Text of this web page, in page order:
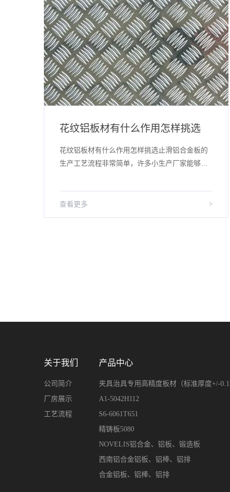
花纹铝板材有什么作用怎样挑选
花纹铝板材有什么作用怎样挑选止滑铝合金板的
生产工艺流程非常简单，许多小生产厂家能够生
细致。花纹铝板生产厂家详细介绍到，...
查看更多
>
关于我们
公司简介
厂房展示
工艺流程
产品中心
夹具治具专用高精度板材（标准厚度+/-
A1-5042H112
S6-6061T651
精铸板5080
NOVELIS铝合金、铝板、锻造板
西南铝合金铝板、铝棒、铝排
合金铝板、铝棒、铝排